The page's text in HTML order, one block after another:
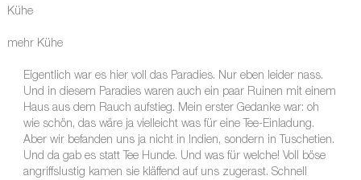
Kühe
mehr Kühe
Eigentlich war es hier voll das Paradies. Nur eben leider nass.
Und in diesem Paradies waren auch ein paar Ruinen mit einem
Haus aus dem Rauch aufstieg. Mein erster Gedanke war: oh
wie schön, das wäre ja vielleicht was für eine Tee-Einladung.
Aber wir befanden uns ja nicht in Indien, sondern in Tuschetien.
Und da gab es statt Tee Hunde. Und was für welche! Voll böse
angriffslustig kamen sie kläffend auf uns zugerast. Schnell